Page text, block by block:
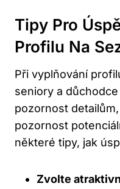
Tipy Pro
Profilu Na
Při vyplňování
seniory a
pozornost
pozornost
některé tipy, jak
Zvolte